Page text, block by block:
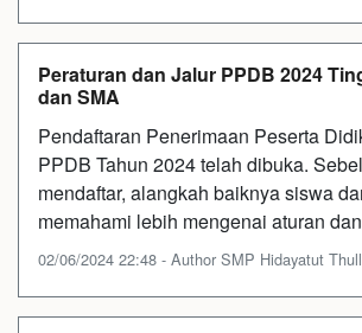
Peraturan dan Jalur PPDB 2024
dan SMA
Pendaftaran Penerimaan Peserta
PPDB Tahun 2024 telah dibuka.
mendaftar, alangkah baiknya siswa
memahami lebih mengenai aturan
02/06/2024 22:48 - Author SMP Hidayatut